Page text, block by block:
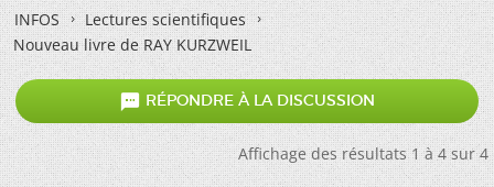
INFOS
Lectures scientifiques
Nouveau livre de RAY KURZWEIL
 RÉPONDRE À LA DISCUSSION
Affichage des résultats 1 à 4 sur 4